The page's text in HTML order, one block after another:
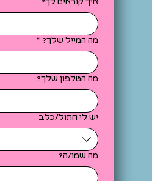
מה המייל שלך? *
מה הטלפון שלך?
יש לי חתול/כלב
מה שמו/ה?